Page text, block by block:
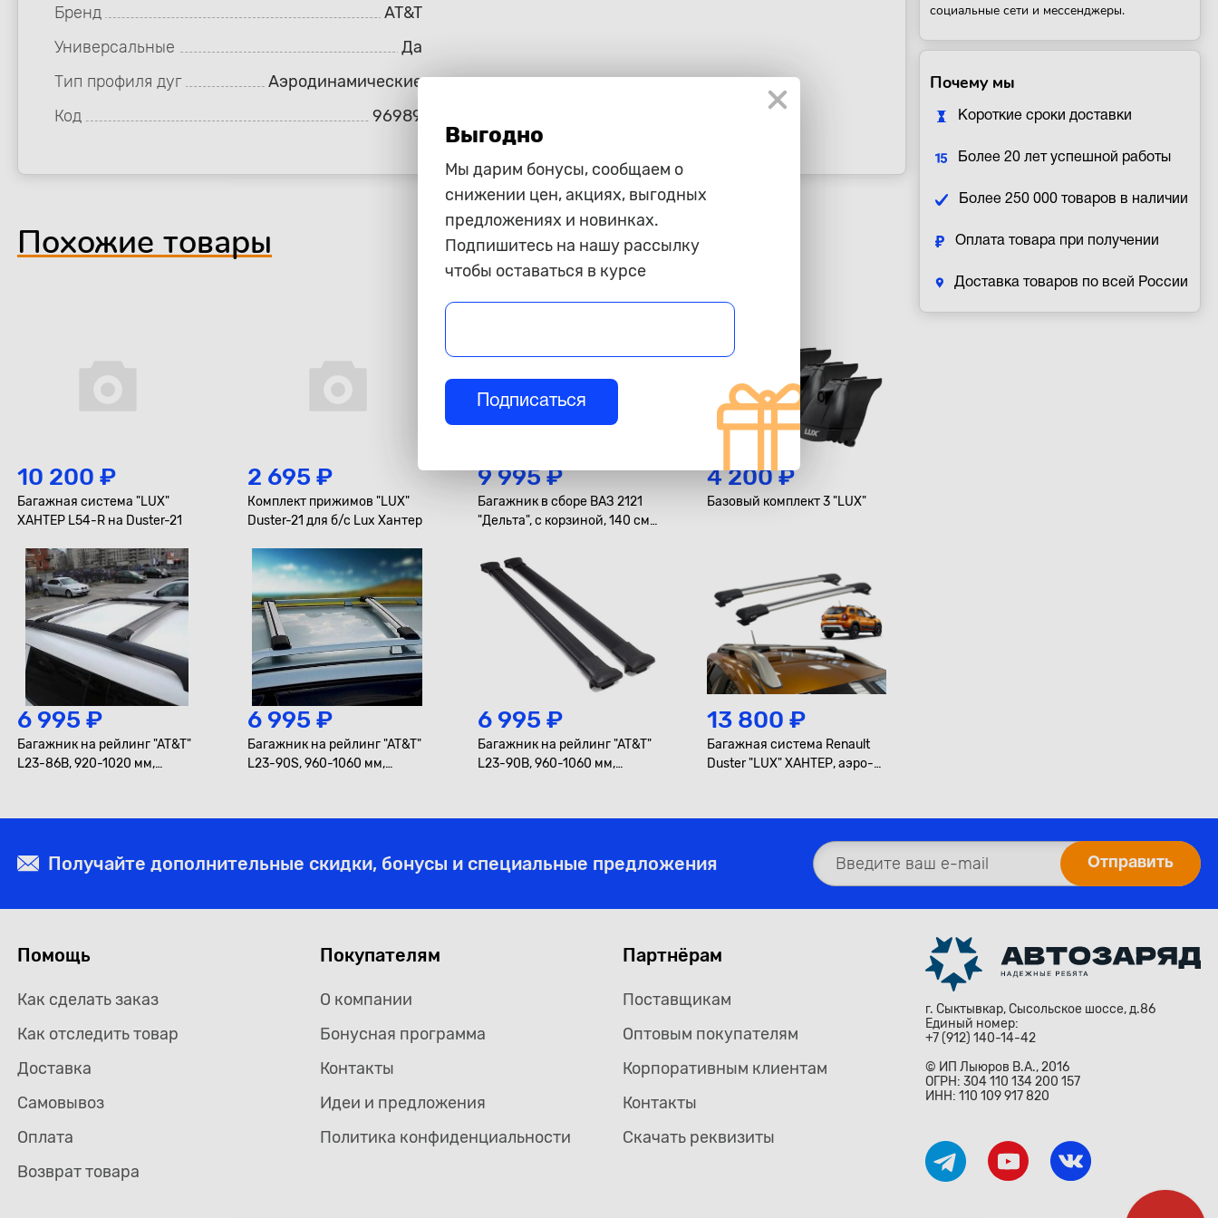
Бренд
AT&T
Универсальные
Да
Тип профиля дуг
Аэродинамические
Код
96989
Похожие товары
10 200 ₽
Багажная система "LUX"
ХАНТЕР L54-R на Duster-21
2 695 ₽
Комплект прижимов "LUX"
Duster-21 для б/с Lux Хантер
9 995 ₽
Багажник в сборе ВАЗ 2121
"Дельта", с корзиной, 140 см,
4 200 ₽
Базовый комплект 3 "LUX"
6 995 ₽
Багажник на рейлинг "AT&T"
L23-86B, 920-1020 мм,
6 995 ₽
Багажник на рейлинг "AT&T"
L23-90S, 960-1060 мм,
6 995 ₽
Багажник на рейлинг "AT&T"
L23-90B, 960-1060 мм,
13 800 ₽
Багажная система Renault
Duster "LUX" ХАНТЕР, аэро-
социальные сети и мессенджеры.
Почему мы
Короткие сроки доставки
Более 20 лет успешной работы
Более 250 000 товаров в наличии
Оплата товара при получении
Доставка товаров по всей России
Получайте дополнительные скидки, бонусы и специальные предложения
Помощь
Как сделать заказ
Как отследить товар
Доставка
Самовывоз
Оплата
Возврат товара
Покупателям
О компании
Бонусная программа
Контакты
Идеи и предложения
Политика конфиденциальности
Партнёрам
Поставщикам
Оптовым покупателям
Корпоративным клиентам
Контакты
Скачать реквизиты
г. Сыктывкар, Сысольское шоссе, д.86
Единый номер:
+7 (912) 140-14-42
© ИП Лыюров В.А., 2016
ОГРН: 304 110 134 200 157
ИНН: 110 109 917 820
Выгодно
Мы дарим бонусы, сообщаем о
снижении цен, акциях, выгодных
предложениях и новинках.
Подпишитесь на нашу рассылку
чтобы оставаться в курсе
Подписаться